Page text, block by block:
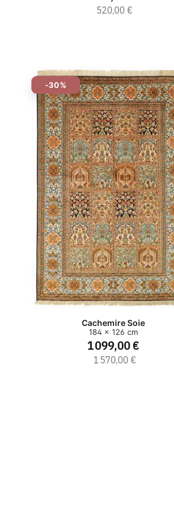
520,00 €
-30%
Cachemire Soie
184 x 126 cm
1 099,00 €
1 570,00 €